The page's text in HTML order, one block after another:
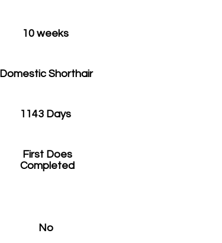
10 weeks
Domestic Shorthair
1143 Days
First Does
Completed
No